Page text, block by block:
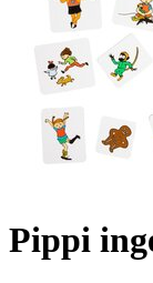
Pippi